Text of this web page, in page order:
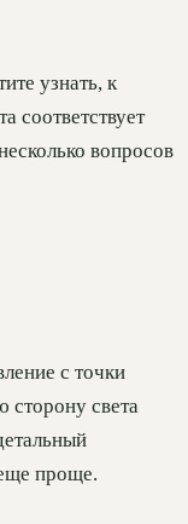
узнать, к
соответствует
вопросов
с точки
сторону света
проще.